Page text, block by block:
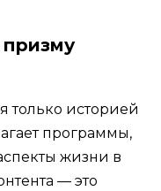
призму
только историей
программы,
жизни в
— это